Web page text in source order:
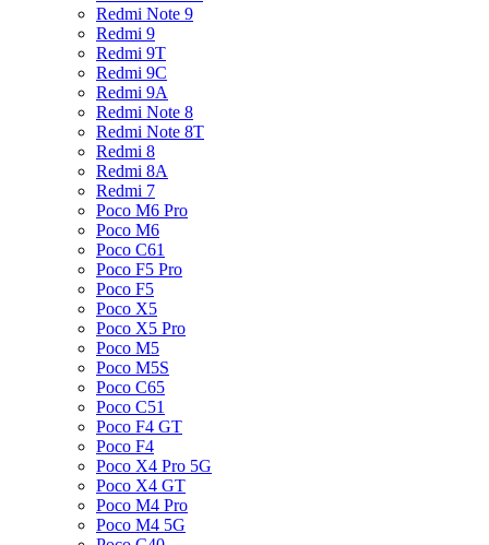
Redmi Note 9
Redmi 9
Redmi 9T
Redmi 9C
Redmi 9A
Redmi Note 8
Redmi Note 8T
Redmi 8
Redmi 8A
Redmi 7
Poco M6 Pro
Poco M6
Poco C61
Poco F5 Pro
Poco F5
Poco X5
Poco X5 Pro
Poco M5
Poco M5S
Poco C65
Poco C51
Poco F4 GT
Poco F4
Poco X4 Pro 5G
Poco X4 GT
Poco M4 Pro
Poco M4 5G